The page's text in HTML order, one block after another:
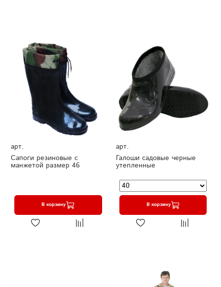
арт.
Сапоги резиновые с
манжетой размер 46
В корзину
арт.
Галоши садовые черные
утепленные
В корзину